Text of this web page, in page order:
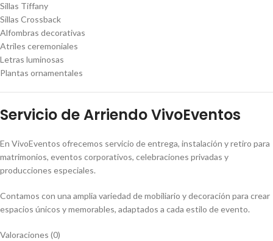
Sillas Tiffany
Sillas Crossback
Alfombras decorativas
Atriles ceremoniales
Letras luminosas
Plantas ornamentales
Servicio de Arriendo VivoEventos
En VivoEventos ofrecemos servicio de entrega, instalación y retiro para
matrimonios, eventos corporativos, celebraciones privadas y
producciones especiales.
Contamos con una amplia variedad de mobiliario y decoración para crear
espacios únicos y memorables, adaptados a cada estilo de evento.
Valoraciones (0)